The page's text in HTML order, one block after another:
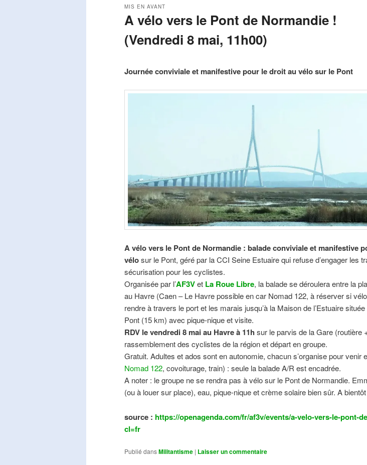
A vélo vers le Pont de Normandie !
(Vendredi 8 mai, 11h00)
MIS EN AVANT
Journée conviviale et manifestive pour le droit au vélo sur le Pont
A vélo vers le Pont de Normandie : balade conviviale et manifestive
vélosur le Pont, géré par la CCI Seine Estuaire qui refuse d’engager les
sécurisation pour les cyclistes.
Organisée par l’AF3Vet La Roue Libre, la balade se déroulera entre la
au Havre (Caen – Le Havre possible en car Nomad 122, à réserver si
rendre à travers le port et les marais jusqu’à la Maison de l’Estuaire
Pont (15 km) avec pique-nique et visite.
RDV le vendredi 8 mai au Havre à 11h sur le parvis de la Gare (routière
rassemblement des cyclistes de la région et départ en groupe.
Gratuit. Adultes et ados sont en autonomie, chacun s’organise pour venir
Nomad 122, covoiturage, train) : seule la balade A/R est encadrée.
A noter : le groupe ne se rendra pas à vélo sur le Pont de Normandie.
(ou à louer sur place), eau, pique-nique et crème solaire bien sûr. A
source : https://openagenda.com/fr/af3v/events/a-velo-vers-le-pont-
cl=fr
Publié dansMilitantisme | Laisser un commentaire